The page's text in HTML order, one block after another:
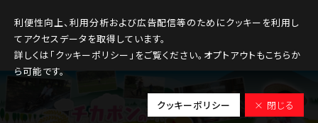
利便性向上、利用分析および広告配信等のためにクッキーを利用し
てアクセスデータを取得しています。
詳しくは「クッキーポリシー」をご覧ください。オプトアウトもこちらか
ら可能です。
クッキーポリシー × 閉じる